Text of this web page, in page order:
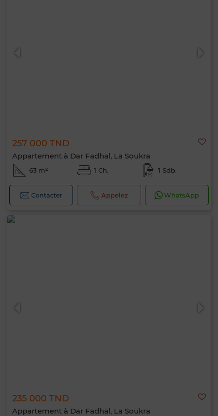
257 000 TND
Appartement à Dar Fadhal, La Soukra
63 m² 1 Ch. 1 Sdb.
Contacter Appelez WhatsApp
235 000 TND
Appartement à Dar Fadhal, La Soukra